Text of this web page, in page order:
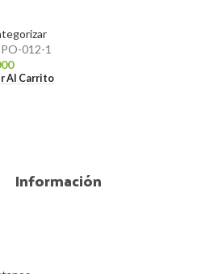
PO-012-1
Al Carrito
Información